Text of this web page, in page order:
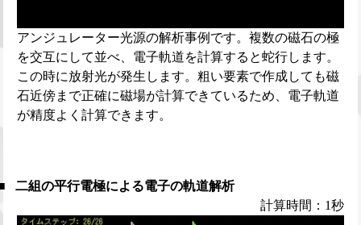
アンジュレーター光源の解析事例です。複数の磁石の極
を交互にして並べ、電子軌道を計算すると蛇行します。
この時に放射光が発生します。粗い要素で作成しても磁
石近傍まで正確に磁場が計算できているため、電子軌道
が精度よく計算できます。
二組の平行電極による電子の軌道解析
計算時間：1秒